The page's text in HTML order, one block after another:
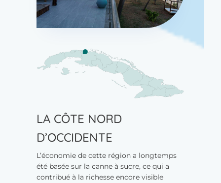
LA CÔTE NORD
D’OCCIDENTE
L’économie de cette région a longtemps
été basée sur la canne à sucre, ce qui a
contribué à la richesse encore visible